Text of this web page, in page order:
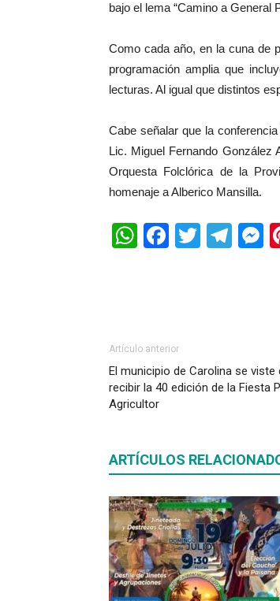
bajo el lema “Camino a General
Como cada año, en la cuna de
programación amplia que
lecturas. Al igual que distintos
Cabe señalar que la
Lic. Miguel Fernando González
Orquesta Folclórica de la
homenaje a Alberico Mansilla.
WhatsApp
Facebook
Twitter
Artículo anterior
El municipio de Carolina se viste
recibir la 40 edición de la Fiesta
Agricultor
ARTÍCULOS